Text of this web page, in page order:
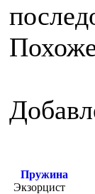
Пружина
Экзорцист